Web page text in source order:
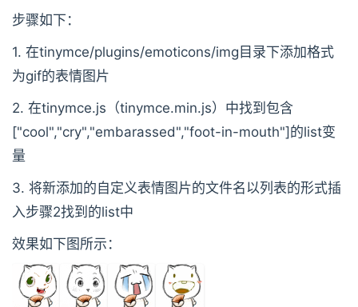
步骤如下：
1. 在tinymce/plugins/emoticons/img目录下添加格式
为gif的表情图片
2. 在tinymce.js（tinymce.min.js）中找到包含
["cool","cry","embarassed","foot-in-mouth"]的list变
量
3. 将新添加的自定义表情图片的文件名以列表的形式插
入步骤2找到的list中
效果如下图所示：